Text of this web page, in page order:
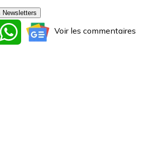
Newsletters
WhatsAppVoir les commentaires